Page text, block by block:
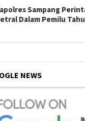
Sampang
Dalam Pemilu
NEWS